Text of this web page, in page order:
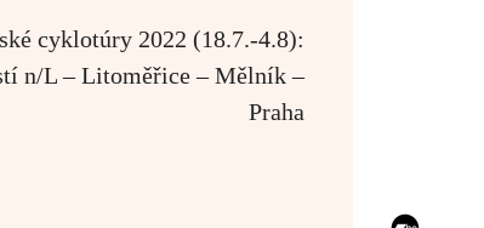
cyklotúry 2022 (18.7.-4.8):
n/L – Litoměřice – Mělník –
Praha